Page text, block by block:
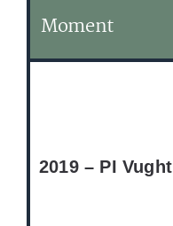
Moment
2019 – PI Vught